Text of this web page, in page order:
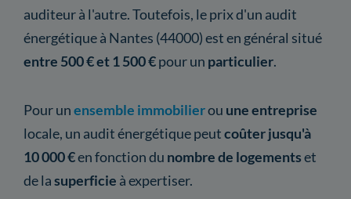
auditeur à l'autre. Toutefois, le prix d'un audit
énergétique à Nantes (44000) est en général situé
entre 500 € et 1 500 €pour un particulier.
Pour unensemble immobilierou une entreprise
locale, un audit énergétique peutcoûter jusqu'à
10 000 €en fonction du nombre de logementset
de lasuperficie à expertiser.